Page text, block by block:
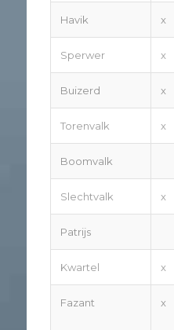
Havik x
Sperwer x
Buizerd x
Torenvalk x
Boomvalk
Slechtvalk x
Patrijs
Kwartel x
Fazant x